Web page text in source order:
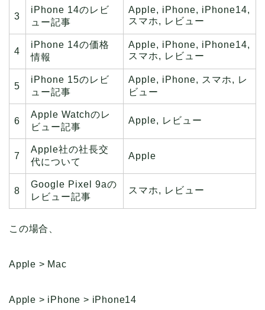
3
iPhone 14のレビ
ュー記事
Apple, iPhone, iPhone14,
スマホ, レビュー
4
iPhone 14の価格
情報
Apple, iPhone, iPhone14,
スマホ, レビュー
5
iPhone 15のレビ
ュー記事
Apple, iPhone, スマホ, レ
ビュー
6
Apple Watchのレ
ビュー記事
Apple, レビュー
7
Apple社の社長交
代について
Apple
8
Google Pixel 9aの
レビュー記事
スマホ, レビュー
この場合、
Apple > Mac
Apple > iPhone > iPhone14